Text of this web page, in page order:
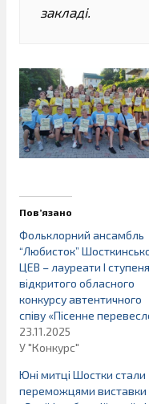
закладі.
Пов’язано
Фольклорний ансамбль
“Любисток”
ЦЕВ – лауреати І ступеня
відкритого обласного
конкурсу автентичного
співу «Пісенне
23.11.2025
У "Конкурс"
Юні митці Шостки стали
переможцями виставки